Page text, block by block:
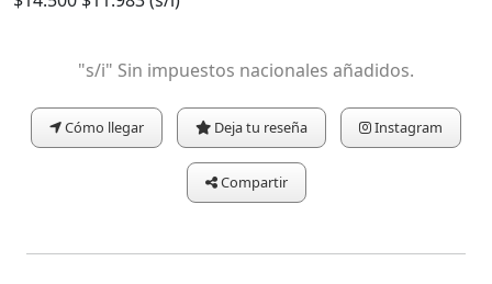
"s/i" Sin impuestos nacionales añadidos.
Cómo llegar Deja tu reseña Instagram
Compartir